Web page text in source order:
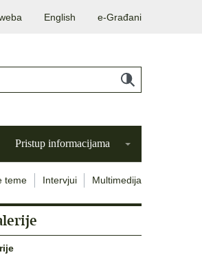
English e-Građani
Pristup informacijama
teme Intervjui Multimedija